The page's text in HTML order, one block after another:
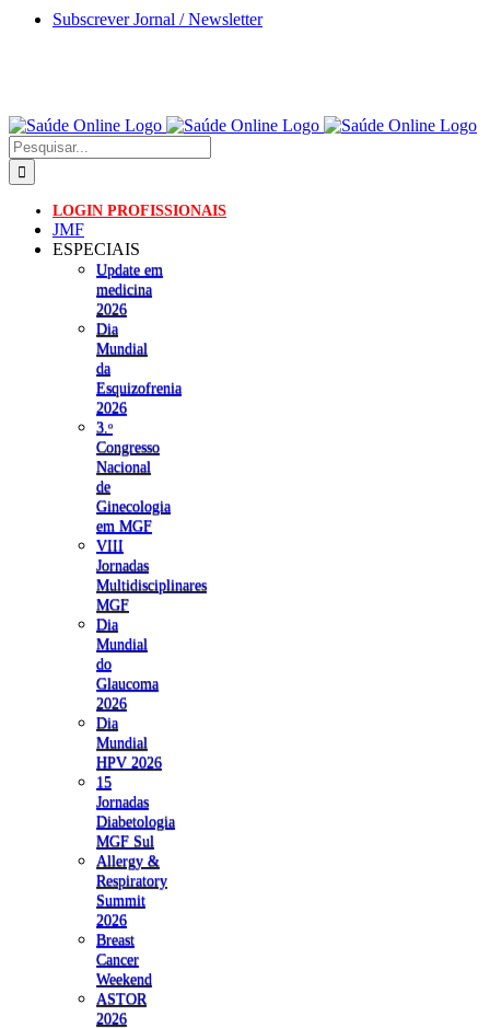
Skip
Subscrever Jornal / Newsletter
Pesquisar
LOGIN PROFISSIONAIS
JMF
ESPECIAIS
Update em
medicina
2026
Dia
Mundial
da
Esquizofrenia
2026
3.ᵒ
Congresso
Nacional
de
Ginecologia
em MGF
VIII
Jornadas
Multidisciplinares
MGF
Dia
Mundial
do
Glaucoma
2026
Dia
Mundial
HPV 2026
15
Jornadas
Diabetologia
MGF Sul
Allergy &
Respiratory
Summit
2026
Breast
Cancer
Weekend
ASTOR
2026